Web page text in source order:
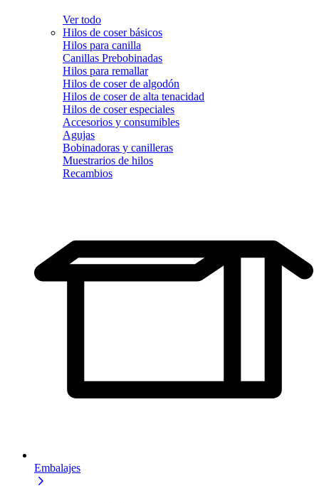
Ver todo
Hilos de coser básicos
Hilos para canilla
Canillas Prebobinadas
Hilos para remallar
Hilos de coser de algodón
Hilos de coser de alta tenacidad
Hilos de coser especiales
Accesorios y consumibles
Agujas
Bobinadoras y canilleras
Muestrarios de hilos
Recambios
Embalajes